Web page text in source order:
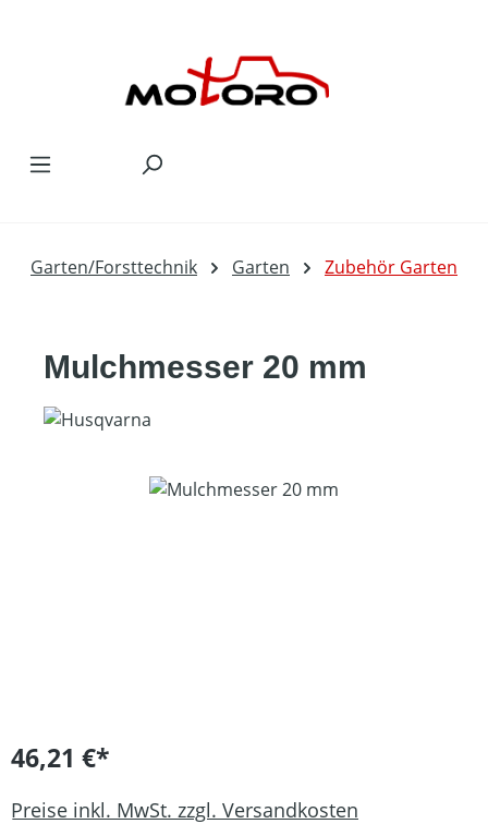
Garten/Forsttechnik Garten Zubehör Garten
Mulchmesser 20 mm
Bildergalerie überspringen
46,21 €*
Preise inkl. MwSt. zzgl. Versandkosten